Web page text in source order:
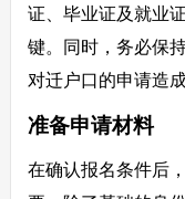
证、毕业证及就业
键。同时，务必保
对迁户口的申请造成
准备申请材料
在确认报名条件后